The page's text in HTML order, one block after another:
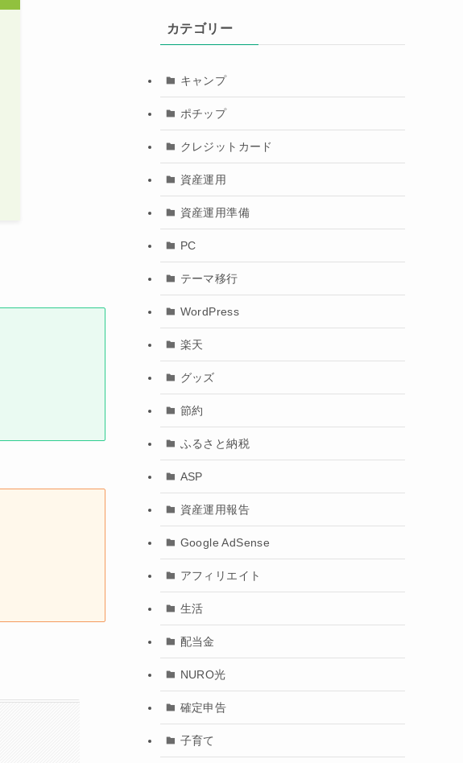
カテゴリー
キャンプ
ポチップ
クレジットカード
資産運用
資産運用準備
PC
テーマ移行
WordPress
楽天
グッズ
節約
ふるさと納税
ASP
資産運用報告
Google AdSense
アフィリエイト
生活
配当金
NURO光
確定申告
子育て